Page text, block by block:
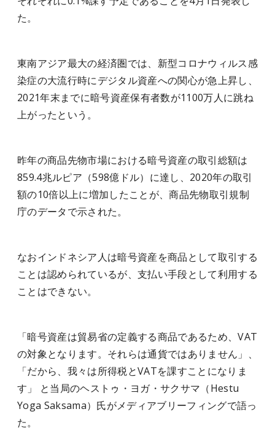
た。
東南アジア最大の経済圏では、新型コロナウィルス感
染症の大流行時にデジタル資産への関心が急上昇し、
2021年末までに暗号資産保有者数が1100万人に跳ね
上がったという。
昨年の商品先物市場における暗号資産の取引総額は
859.4兆ルピア（598億ドル）に達し、2020年の取引
額の10倍以上に増加したことが、商品先物取引規制
庁のデータで示された。
なおインドネシア人は暗号資産を商品として取引する
ことは認められているが、支払い手段として利用する
ことはできない。
「暗号資産は貿易省の定義する商品であるため、VAT
の対象となります。それらは通貨ではありません」、
「だから、我々は所得税とVATを課すことになりま
す」 と当局のヘストゥ・ヨガ・サクサマ（Hestu
Yoga Saksama）氏がメディアブリーフィングで語っ
た。